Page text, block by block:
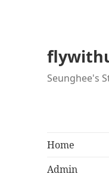
Seunghee's
Home
Admin